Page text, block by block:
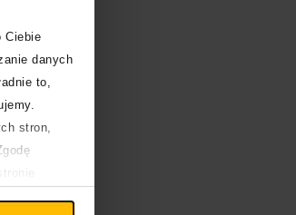
Ciebie
danych
to,
stron,